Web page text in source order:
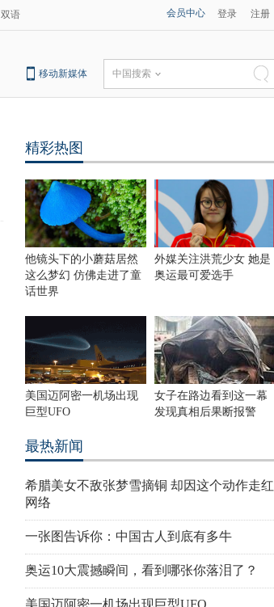
双语 会员中心 登录 注册
移动新媒体 中国搜索
精彩热图
他镜头下的小蘑菇居然
这么梦幻 仿佛走进了童
话世界
外媒关注洪荒少女 她是
奥运最可爱选手
美国迈阿密一机场出现
巨型UFO
女子在路边看到这一幕
发现真相后果断报警
最热新闻
希腊美女不敌张梦雪摘铜 却因这个动作走红
网络
一张图告诉你：中国古人到底有多牛
奥运10大震撼瞬间，看到哪张你落泪了？
美国迈阿密一机场出现巨型UFO